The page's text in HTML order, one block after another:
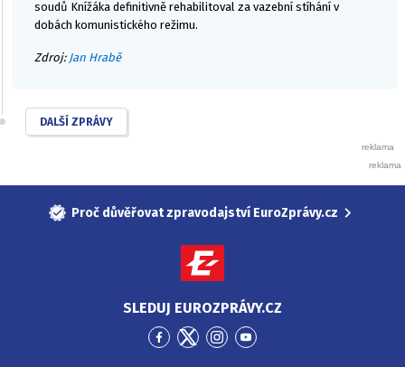
soudů Knížáka definitivně rehabilitoval za vazební stíhání v
dobách komunistického režimu.
Zdroj: Jan Hrabě
DALŠÍ ZPRÁVY
Proč důvěřovat zpravodajství EuroZprávy.cz
SLEDUJ EUROZPRÁVY.CZ
PřejítPřejítPřejítPřejít